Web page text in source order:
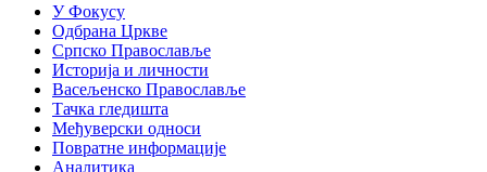
У Фокусу
Одбрана Цркве
Српско Православље
Историја и личности
Васељенско Православље
Тачка гледишта
Међуверски односи
Повратне информације
Аналитика